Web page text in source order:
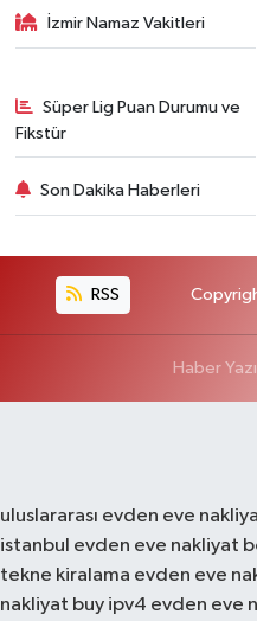
İzmir Namaz Vakitleri
Süper Lig Puan Durumu ve
Fikstür
Son Dakika Haberleri
RSS
Haber
uluslararası evden eve
istanbul evden eve nakliyat
tekne kiralama evden eve
nakliyat buy ipv4 evden eve